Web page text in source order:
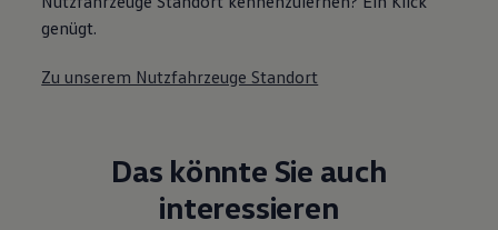
genügt.
Zu unserem Nutzfahrzeuge Standort
Das könnte Sie auch
interessieren